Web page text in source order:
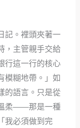
記。裡頭夾著一
，主管親手交給
行這一行的核心
模糊地帶。」如
的語言。只是從
柔——那是一種
我必須做到完